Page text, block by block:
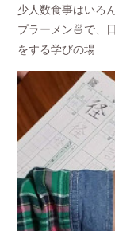
少人数食事はいろ
プラーメン🍜で、
をする学びの場